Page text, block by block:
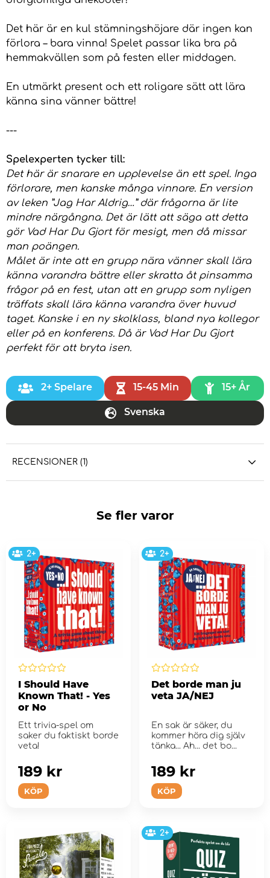
Det här är en kul stämningshöjare där ingen kan
förlora – bara vinna! Spelet passar lika bra på
hemmakvällen som på festen eller middagen.
En utmärkt present och ett roligare sätt att lära
känna sina vänner bättre!
---
Spelexperten tycker till:
Det här är snarare en upplevelse än ett spel. Inga
förlorare, men kanske många vinnare. En version
av leken ”Jag Har Aldrig…” där frågorna är lite
mindre närgångna. Det är lätt att säga att detta
gör Vad Har Du Gjort för mesigt, men då missar
man poängen.
Målet är inte att en grupp nära vänner skall lära
känna varandra bättre eller skratta åt pinsamma
frågor på en fest, utan att en grupp som nyligen
träffats skall lära känna varandra över huvud
taget. Kanske i en ny skolklass, bland nya kollegor
eller på en konferens. Då är Vad Har Du Gjort
perfekt för att bryta isen.
2+ Spelare 15-45 Min 15+ År
Svenska
RECENSIONER (1)
Se fler varor
2+
I Should Have
Known That! - Yes
or No
Ett trivia-spel om
saker du faktiskt borde
veta!
KÖP
189 kr
2+
Det borde man ju
veta JA/NEJ
En sak är säker, du
kommer höra dig själv
tänka... Ah... det bo...
KÖP
189 kr
2+